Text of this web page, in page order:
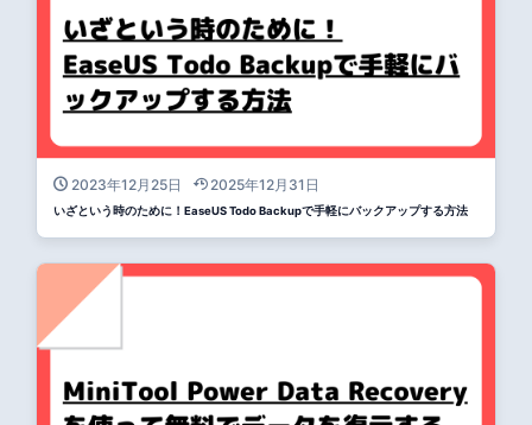
2023年12月25日 2025年12月31日
いざという時のために！EaseUS Todo Backupで手軽にバックアップする方法